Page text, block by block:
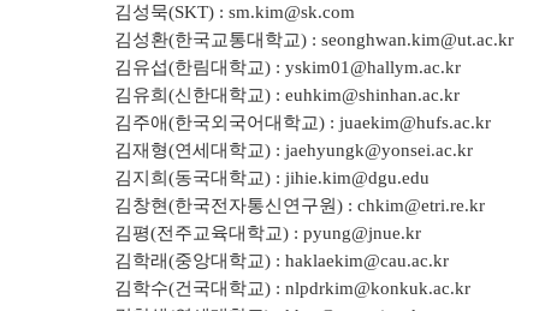
김성묵(SKT) : sm.kim@sk.com
김성환(한국교통대학교) : seonghwan.kim@ut.ac.kr
김유섭(한림대학교) : yskim01@hallym.ac.kr
김유희(신한대학교) : euhkim@shinhan.ac.kr
김주애(한국외국어대학교) : juaekim@hufs.ac.kr
김재형(연세대학교) : jaehyungk@yonsei.ac.kr
김지희(동국대학교) : jihie.kim@dgu.edu
김창현(한국전자통신연구원) : chkim@etri.re.kr
김평(전주교육대학교) : pyung@jnue.kr
김학래(중앙대학교) : haklaekim@cau.ac.kr
김학수(건국대학교) : nlpdrkim@konkuk.ac.kr